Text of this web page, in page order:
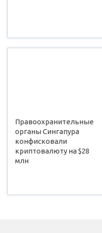
Правоохранительные
органы Сингапура
конфисковали
криптовалюту на $28
млн